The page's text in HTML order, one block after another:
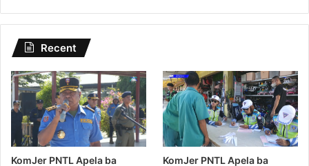
Recent
KomJer PNTL Apela ba
KomJer PNTL Apela ba